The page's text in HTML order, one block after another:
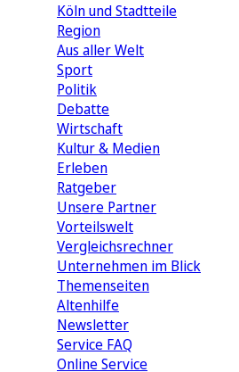
Köln und Stadtteile
Region
Aus aller Welt
Sport
Politik
Debatte
Wirtschaft
Kultur & Medien
Erleben
Ratgeber
Unsere Partner
Vorteilswelt
Vergleichsrechner
Unternehmen im Blick
Themenseiten
Altenhilfe
Newsletter
Service FAQ
Online Service